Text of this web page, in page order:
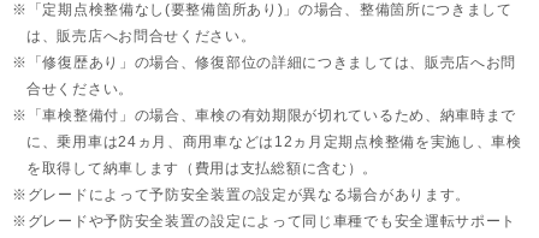
「定期点検整備なし(要整備箇所あり)」の場合、整備箇所につきまして
は、販売店へお問合せください。
「修復歴あり」の場合、修復部位の詳細につきましては、販売店へお問
合せください。
「車検整備付」の場合、車検の有効期限が切れているため、納車時まで
に、乗用車は24ヵ月、 商用車などは12ヵ月定期点検整備を実施し、車検
を取得して納車します（費用は支払総額に含む）。
グレードによって予防安全装置の設定が異なる場合があります。
グレードや予防安全装置の設定によって同じ車種でも安全運転サポート